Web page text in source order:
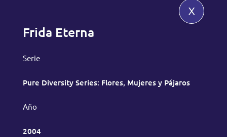
x
Frida Eterna
Serie
Pure Diversity Series: Flores, Mujeres y Pájaros
Año
2004